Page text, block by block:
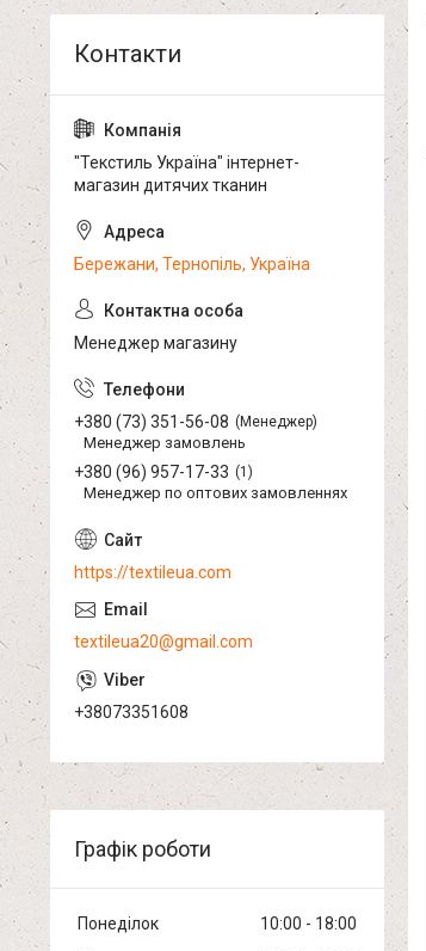
"Текстиль Україна" інтернет-
магазин дитячих тканин
Бережани, Тернопіль, Україна
Менеджер магазину
+380 (73) 351-56-08 Менеджер
Менеджер замовлень
+380 (96) 957-17-33 1
Менеджер по оптових замовленнях
https://textileua.com
textileua20@gmail.com
+38073351608
Графік роботи
Понеділок 10:00
18:00